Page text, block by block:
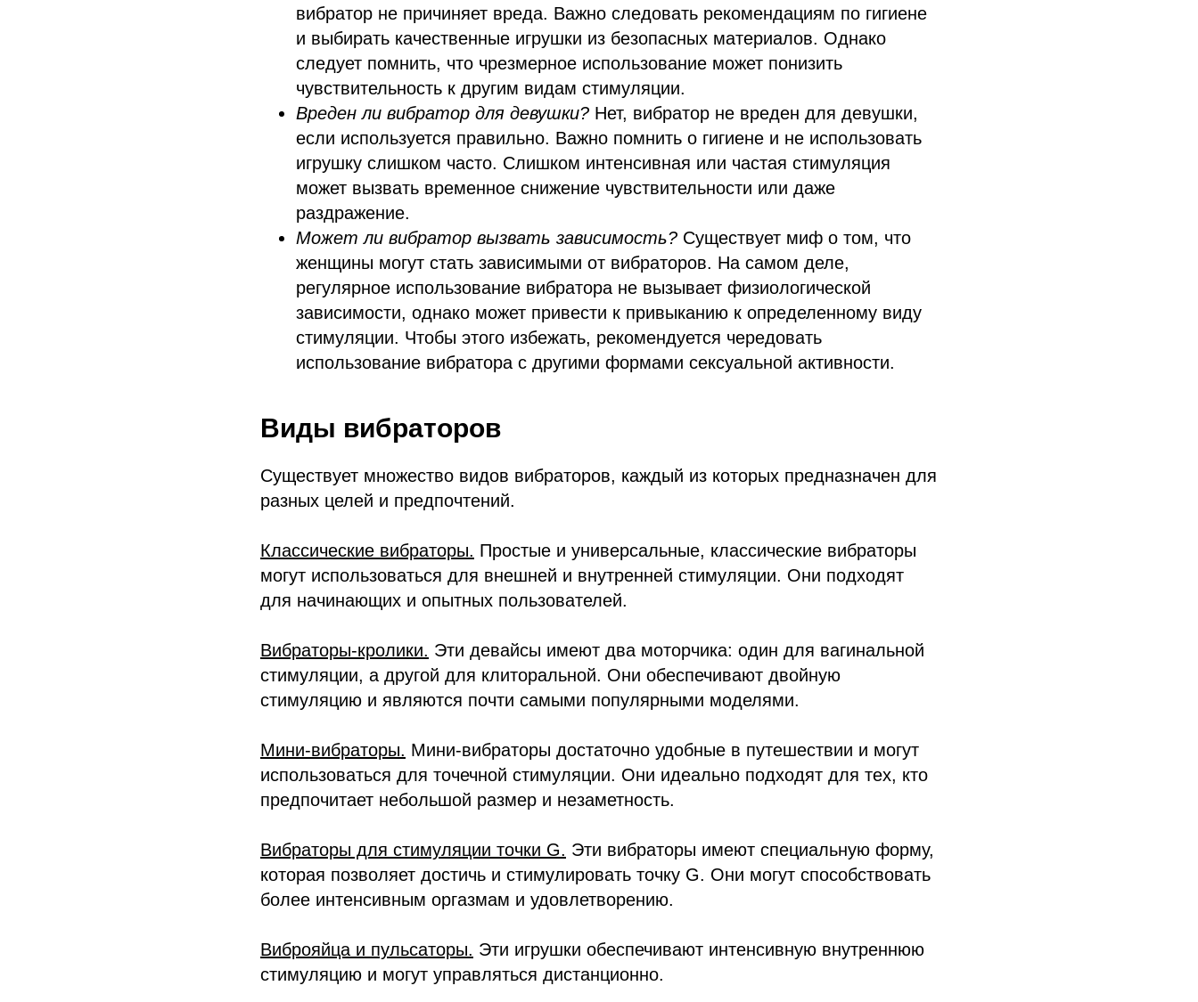
вибратор не причиняет вреда. Важно следовать рекомендациям по гигиене
и выбирать качественные игрушки из безопасных материалов. Однако
следует помнить, что чрезмерное использование может понизить
чувствительность к другим видам стимуляции.
Вреден ли вибратор для девушки? Нет, вибратор не вреден для девушки,
если используется правильно. Важно помнить о гигиене и не использовать
игрушку слишком часто. Слишком интенсивная или частая стимуляция
может вызвать временное снижение чувствительности или даже
раздражение.
Может ли вибратор вызвать зависимость? Существует миф о том, что
женщины могут стать зависимыми от вибраторов. На самом деле,
регулярное использование вибратора не вызывает физиологической
зависимости, однако может привести к привыканию к определенному виду
стимуляции. Чтобы этого избежать, рекомендуется чередовать
использование вибратора с другими формами сексуальной активности.
Виды вибраторов
Существует множество видов вибраторов, каждый из которых предназначен для
разных целей и предпочтений.
Классические вибраторы. Простые и универсальные, классические вибраторы
могут использоваться для внешней и внутренней стимуляции. Они подходят
для начинающих и опытных пользователей.
Вибраторы-кролики. Эти девайсы имеют два моторчика: один для вагинальной
стимуляции, а другой для клиторальной. Они обеспечивают двойную
стимуляцию и являются почти самыми популярными моделями.
Мини-вибраторы. Мини-вибраторы достаточно удобные в путешествии и могут
использоваться для точечной стимуляции. Они идеально подходят для тех, кто
предпочитает небольшой размер и незаметность.
Вибраторы для стимуляции точки G. Эти вибраторы имеют специальную форму,
которая позволяет достичь и стимулировать точку G. Они могут способствовать
более интенсивным оргазмам и удовлетворению.
Виброяйца и пульсаторы. Эти игрушки обеспечивают интенсивную внутреннюю
стимуляцию и могут управляться дистанционно.